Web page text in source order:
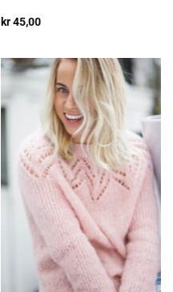
kr45,00